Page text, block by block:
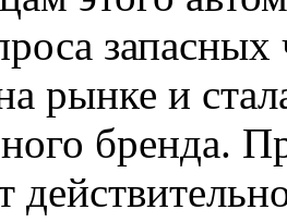
рынке и
бренда.